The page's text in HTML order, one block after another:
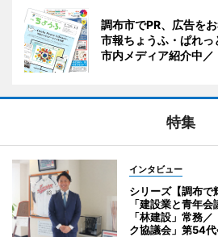
調布市でPR、広告を
市報ちょうふ・ぱれ
市内メディア紹介中／
特集
インタビュー
シリーズ【調布
「建設業と青年
「林建設」常務
ク協議会」第54